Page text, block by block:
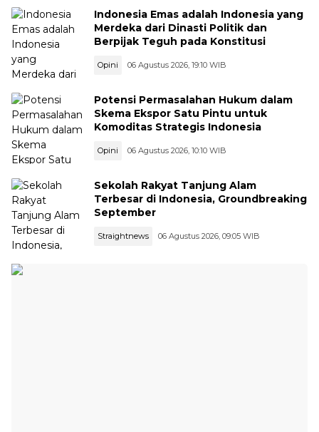
Indonesia Emas adalah Indonesia yang
Merdeka dari Dinasti Politik dan
Berpijak Teguh pada Konstitusi
Opini 06 Agustus 2026, 19:10 WIB
Potensi Permasalahan Hukum dalam
Skema Ekspor Satu Pintu untuk
Komoditas Strategis Indonesia
Opini 06 Agustus 2026, 10:10 WIB
Sekolah Rakyat Tanjung Alam
Terbesar di Indonesia, Groundbreaking
September
Straightnews 06 Agustus 2026, 09:05 WIB